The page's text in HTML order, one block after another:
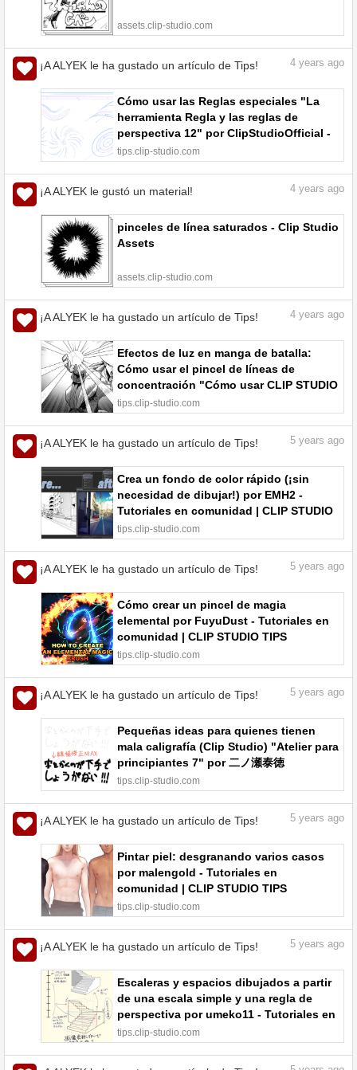
assets.clip-studio.com
¡A ALYEK le ha gustado un artículo de Tips! 4 years ago
Cómo usar las Reglas especiales "La
herramienta Regla y las reglas de
perspectiva 12" por ClipStudioOfficial -
Tutoriales en comunidad | CLIP STUDIO
TIPS
tips.clip-studio.com
¡A ALYEK le gustó un material! 4 years ago
pinceles de línea saturados - Clip Studio
Assets
assets.clip-studio.com
¡A ALYEK le ha gustado un artículo de Tips! 4 years ago
Efectos de luz en manga de batalla:
Cómo usar el pincel de líneas de
concentración "Cómo usar CLIP STUDIO
PAINT para manga 12" por ユキノコ
(Yukinoco) - Tutoriales en comunidad |
tips.clip-studio.com
¡A ALYEK le ha gustado un artículo de Tips! 5 years ago
Crea un fondo de color rápido (¡sin
necesidad de dibujar!) por EMH2 -
Tutoriales en comunidad | CLIP STUDIO
TIPS
tips.clip-studio.com
¡A ALYEK le ha gustado un artículo de Tips! 5 years ago
Cómo crear un pincel de magia
elemental por FuyuDust - Tutoriales en
comunidad | CLIP STUDIO TIPS
tips.clip-studio.com
¡A ALYEK le ha gustado un artículo de Tips! 5 years ago
Pequeñas ideas para quienes tienen
mala caligrafía (Clip Studio) "Atelier para
principiantes 7" por 二ノ瀬泰徳
ninoseyasunori - Tutoriales en
comunidad | CLIP STUDIO TIPS
tips.clip-studio.com
¡A ALYEK le ha gustado un artículo de Tips! 5 years ago
Pintar piel: desgranando varios casos
por malengold - Tutoriales en
comunidad | CLIP STUDIO TIPS
tips.clip-studio.com
¡A ALYEK le ha gustado un artículo de Tips! 5 years ago
Escaleras y espacios dibujados a partir
de una escala simple y una regla de
perspectiva por umeko11 - Tutoriales en
comunidad | CLIP STUDIO TIPS
tips.clip-studio.com